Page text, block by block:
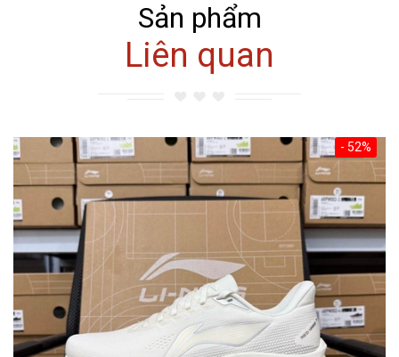
Sản phẩm
Liên quan
- 52%